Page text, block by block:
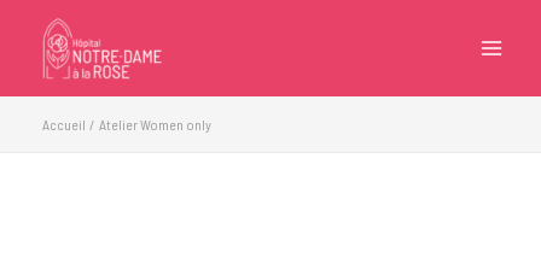
contenu
Accueil Atelier Women only